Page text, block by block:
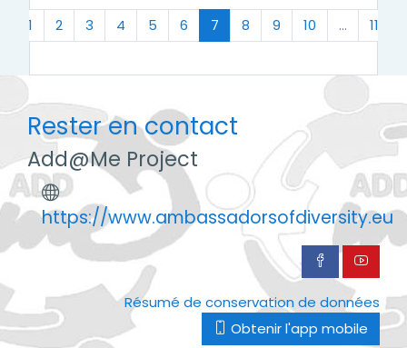
Précédent
1 2 3 4 5 6 7 (actuel)
8 9 10 … 11
Rester en contact
Add@Me Project
https://www.ambassadorsofdiversity.eu
Résumé de conservation de données
Obtenir l'app mobile